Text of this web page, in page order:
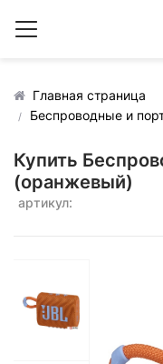
Главная страница
Беспроводные и
Купить
(оранжевый)
артикул: